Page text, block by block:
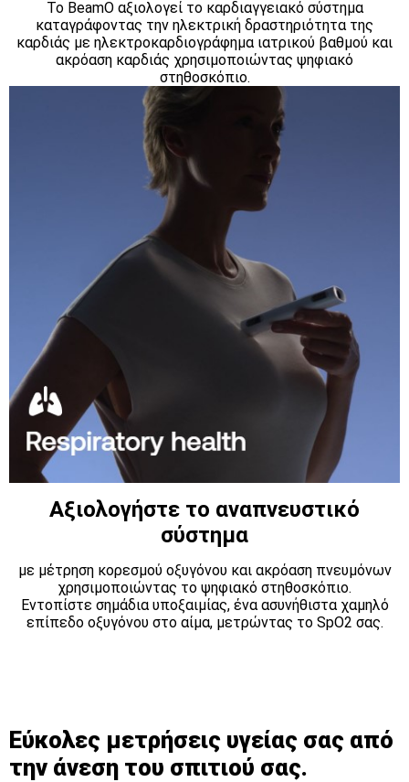
Το BeamO αξιολογεί το καρδιαγγειακό σύστημα
καταγράφοντας την ηλεκτρική δραστηριότητα της
καρδιάς με ηλεκτροκαρδιογράφημα ιατρικού βαθμού και
ακρόαση καρδιάς χρησιμοποιώντας ψηφιακό
στηθοσκόπιο.
Αξιολογήστε το αναπνευστικό
σύστημα
με μέτρηση κορεσμού οξυγόνου και ακρόαση πνευμόνων
χρησιμοποιώντας το ψηφιακό στηθοσκόπιο.
Εντοπίστε σημάδια υποξαιμίας, ένα ασυνήθιστα χαμηλό
επίπεδο οξυγόνου στο αίμα, μετρώντας το SpO2 σας.
Εύκολες μετρήσεις υγείας σας από
την άνεση του σπιτιού σας.